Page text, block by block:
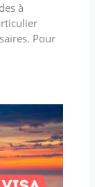
à
Pour